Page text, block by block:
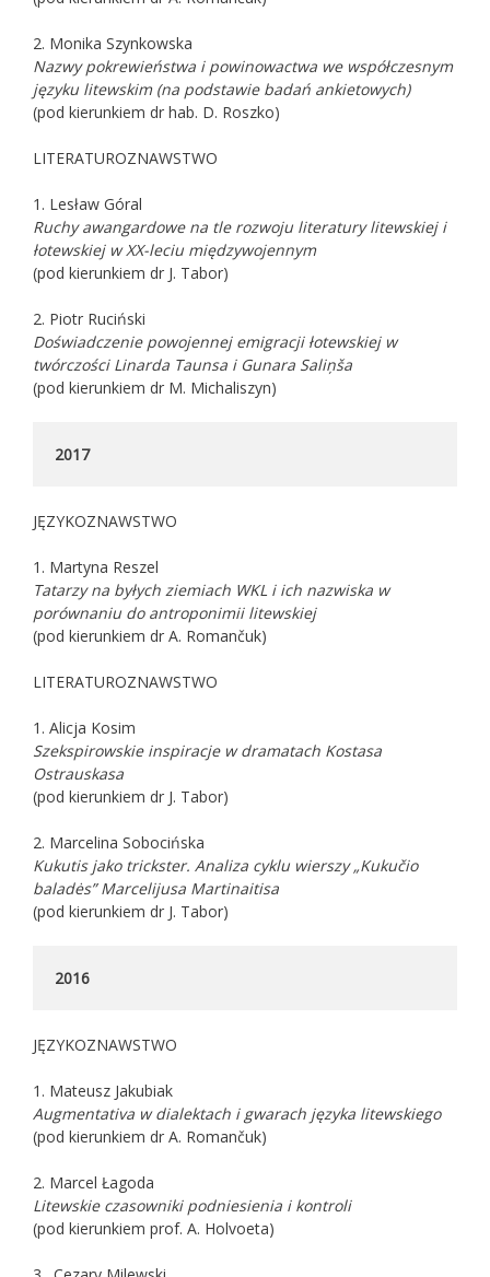
2. Monika Szynkowska
Nazwy pokrewieństwa i powinowactwa we współczesnym
języku litewskim (na podstawie badań ankietowych)
(pod kierunkiem dr hab. D. Roszko)
LITERATUROZNAWSTWO
1. Lesław Góral
Ruchy awangardowe na tle rozwoju literatury litewskiej i
łotewskiej w XX-leciu międzywojennym
(pod kierunkiem dr J. Tabor)
2. Piotr Ruciński
Doświadczenie powojennej emigracji łotewskiej w
twórczości Linarda Taunsa i Gunara Saliņša
(pod kierunkiem dr M. Michaliszyn)
2017
JĘZYKOZNAWSTWO
1. Martyna Reszel
Tatarzy na byłych ziemiach WKL i ich nazwiska w
porównaniu do antroponimii litewskiej
(pod kierunkiem dr A. Romančuk)
LITERATUROZNAWSTWO
1. Alicja Kosim
Szekspirowskie inspiracje w dramatach Kostasa
Ostrauskasa
(pod kierunkiem dr J. Tabor)
2. Marcelina Sobocińska
Kukutis jako trickster. Analiza cyklu wierszy „Kukučio
baladės” Marcelijusa Martinaitisa
(pod kierunkiem dr J. Tabor)
2016
JĘZYKOZNAWSTWO
1. Mateusz Jakubiak
Augmentativa w dialektach i gwarach języka litewskiego
(pod kierunkiem dr A. Romančuk)
2. Marcel Łagoda
Litewskie czasowniki podniesienia i kontroli
(pod kierunkiem prof. A. Holvoeta)